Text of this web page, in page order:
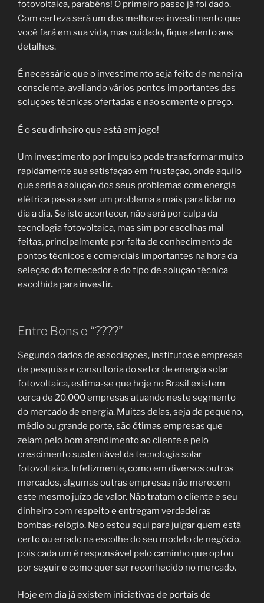
fotovoltaica, parabéns! O primeiro passo já foi dado.
Com certeza será um dos melhores investimento que
você fará em sua vida, mas cuidado, fique atento aos
detalhes.
É necessário que o investimento seja feito de maneira
consciente, avaliando vários pontos importantes das
soluções técnicas ofertadas e não somente o preço.
É o seu dinheiro que está em jogo!
Um investimento por impulso pode transformar muito
rapidamente sua satisfação em frustação, onde aquilo
que seria a solução dos seus problemas com energia
elétrica passa a ser um problema a mais para lidar no
dia a dia. Se isto acontecer, não será por culpa da
tecnologia fotovoltaica, mas sim por escolhas mal
feitas, principalmente por falta de conhecimento de
pontos técnicos e comerciais importantes na hora da
seleção do fornecedor e do tipo de solução técnica
escolhida para investir.
Entre Bons e “????”
Segundo dados de associações, institutos e empresas
de pesquisa e consultoria do setor de energia solar
fotovoltaica, estima-se que hoje no Brasil existem
cerca de 20.000 empresas atuando neste segmento
do mercado de energia. Muitas delas, seja de pequeno,
médio ou grande porte, são ótimas empresas que
zelam pelo bom atendimento ao cliente e pelo
crescimento sustentável da tecnologia solar
fotovoltaica. Infelizmente, como em diversos outros
mercados, algumas outras empresas não merecem
este mesmo juízo de valor. Não tratam o cliente e seu
dinheiro com respeito e entregam verdadeiras
bombas-relógio. Não estou aqui para julgar quem está
certo ou errado na escolhe do seu modelo de negócio,
pois cada um é responsável pelo caminho que optou
por seguir e como quer ser reconhecido no mercado.
Hoje em dia já existem iniciativas de portais de